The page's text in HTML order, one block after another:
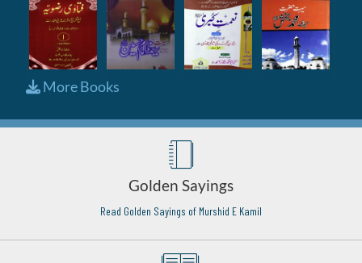
More Books
Golden Sayings
Read Golden Sayings of Murshid E Kamil